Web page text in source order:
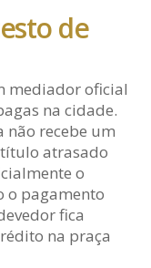
de
mediador oficial
na cidade.
não recebe um
atrasado
o
o pagamento
fica
na praça